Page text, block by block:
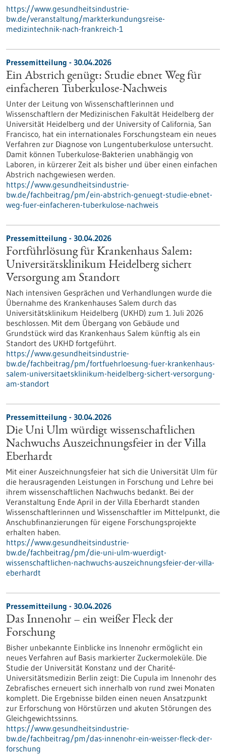
https://www.gesundheitsindustrie-
bw.de/veranstaltung/markterkundungsreise-
medizintechnik-nach-frankreich-1
Pressemitteilung - 30.04.2026
Ein Abstrich genügt: Studie ebnet Weg für
einfacheren Tuberkulose-Nachweis
Unter der Leitung von Wissenschaftlerinnen und
Wissenschaftlern der Medizinischen Fakultät Heidelberg der
Universität Heidelberg und der University of California, San
Francisco, hat ein internationales Forschungsteam ein neues
Verfahren zur Diagnose von Lungentuberkulose untersucht.
Damit können Tuberkulose-Bakterien unabhängig von
Laboren, in kürzerer Zeit als bisher und über einen einfachen
Abstrich nachgewiesen werden.
https://www.gesundheitsindustrie-
bw.de/fachbeitrag/pm/ein-abstrich-genuegt-studie-ebnet-
weg-fuer-einfacheren-tuberkulose-nachweis
Pressemitteilung - 30.04.2026
Fortführlösung für Krankenhaus Salem:
Universitätsklinikum Heidelberg sichert
Versorgung am Standort
Nach intensiven Gesprächen und Verhandlungen wurde die
Übernahme des Krankenhauses Salem durch das
Universitätsklinikum Heidelberg (UKHD) zum 1. Juli 2026
beschlossen. Mit dem Übergang von Gebäude und
Grundstück wird das Krankenhaus Salem künftig als ein
Standort des UKHD fortgeführt.
https://www.gesundheitsindustrie-
bw.de/fachbeitrag/pm/fortfuehrloesung-fuer-krankenhaus-
salem-universitaetsklinikum-heidelberg-sichert-versorgung-
am-standort
Pressemitteilung - 30.04.2026
Die Uni Ulm würdigt wissenschaftlichen
Nachwuchs Auszeichnungsfeier in der Villa
Eberhardt
Mit einer Auszeichnungsfeier hat sich die Universität Ulm für
die herausragenden Leistungen in Forschung und Lehre bei
ihrem wissenschaftlichen Nachwuchs bedankt. Bei der
Veranstaltung Ende April in der Villa Eberhardt standen
Wissenschaftlerinnen und Wissenschaftler im Mittelpunkt, die
Anschubfinanzierungen für eigene Forschungsprojekte
erhalten haben.
https://www.gesundheitsindustrie-
bw.de/fachbeitrag/pm/die-uni-ulm-wuerdigt-
wissenschaftlichen-nachwuchs-auszeichnungsfeier-der-villa-
eberhardt
Pressemitteilung - 30.04.2026
Das Innenohr – ein weißer Fleck der
Forschung
Bisher unbekannte Einblicke ins Innenohr ermöglicht ein
neues Verfahren auf Basis markierter Zuckermoleküle. Die
Studie der Universität Konstanz und der Charité-
Universitätsmedizin Berlin zeigt: Die Cupula im Innenohr des
Zebrafisches erneuert sich innerhalb von rund zwei Monaten
komplett. Die Ergebnisse bilden einen neuen Ansatzpunkt
zur Erforschung von Hörstürzen und akuten Störungen des
Gleichgewichtssinns.
https://www.gesundheitsindustrie-
bw.de/fachbeitrag/pm/das-innenohr-ein-weisser-fleck-der-
forschung